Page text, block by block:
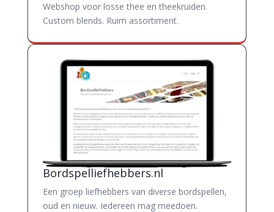
Webshop voor losse thee en theekruiden.
Custom blends. Ruim assortiment.
Bordspelliefhebbers.nl
Een groep liefhebbers van diverse bordspellen,
oud en nieuw. Iedereen mag meedoen.